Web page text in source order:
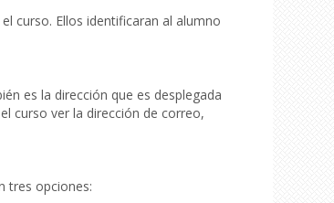
curso. Ellos identificaran al alumno
es la dirección que es desplegada
curso ver la dirección de correo,
tres opciones: